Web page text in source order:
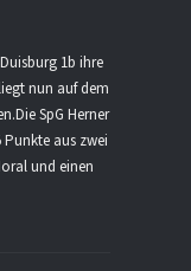
1b ihre
nun auf dem
SpG Herner
aus zwei
und einen